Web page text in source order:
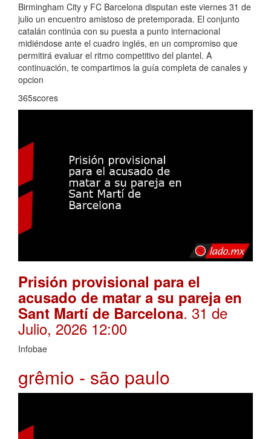
Birmingham City y FC Barcelona disputan este viernes 31 de
julio un encuentro amistoso de pretemporada. El conjunto
catalán continúa con su puesta a punto internacional
midiéndose ante el cuadro inglés, en un compromiso que
permitirá evaluar el ritmo competitivo del plantel. A
continuación, te compartimos la guía completa de canales y
opcion
365scores
Prisión provisional para el
acusado de matar a su pareja en
Sant Martí de Barcelona. 31 de
Julio, 2026 12:00
Infobae
grêmio - são paulo